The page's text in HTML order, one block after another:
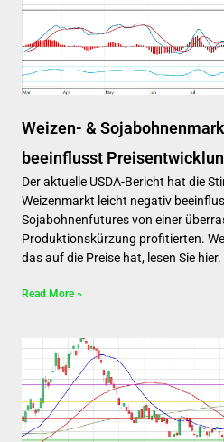
Weizen- &
beeinflusst
Der aktuelle USDA-Bericht hat die
Weizenmarkt leicht negativ
Sojabohnenfutures von einer
Produktionskürzung profitierten.
das auf die Preise hat, lesen Sie hier.
Read More »